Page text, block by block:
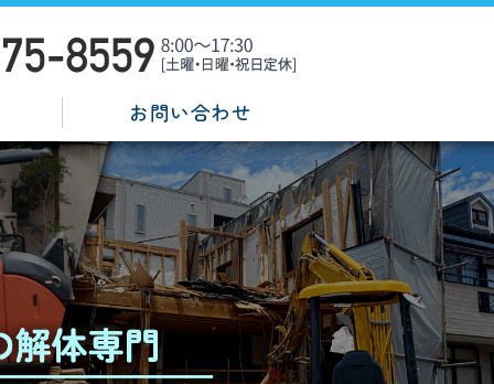
アライズ株式会社｜アスベス
お問い合わせ